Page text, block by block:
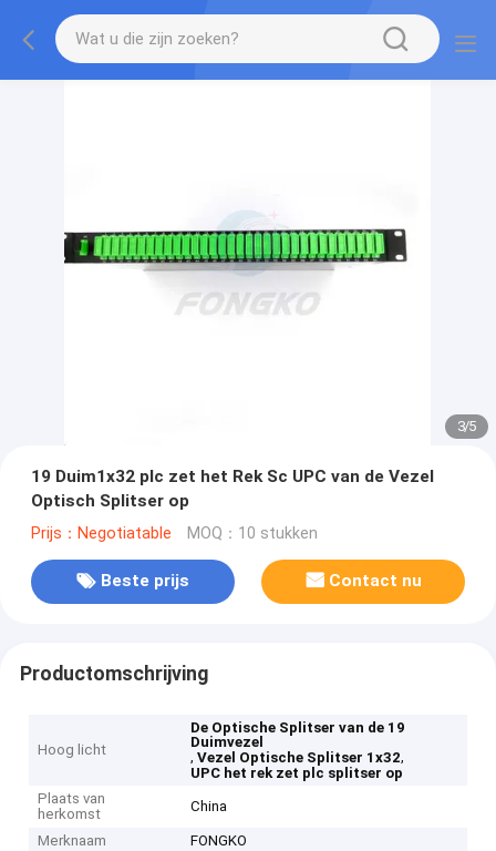
3/5
19 Duim1x32 plc zet het Rek Sc UPC van de Vezel
Optisch Splitser op
Prijs：Negotiatable MOQ：10 stukken
Beste prijs Contact nu
Productomschrijving
Hoog licht
De Optische Splitser van de 19
Duimvezel
,Vezel Optische Splitser 1x32,
UPC het rek zet plc splitser op
Plaats van
herkomst
China
Merknaam
FONGKO